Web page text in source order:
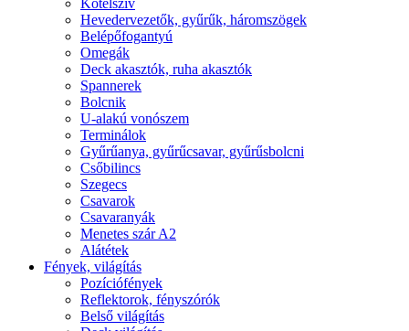
Hevedervezetők, gyűrűk, háromszögek
Belépőfogantyú
Omegák
Deck akasztók, ruha akasztók
Spannerek
Bolcnik
U-alakú vonószem
Terminálok
Gyűrűanya, gyűrűcsavar, gyűrűsbolcni
Csőbilincs
Szegecs
Csavarok
Csavaranyák
Menetes szár A2
Alátétek
Fények, világítás
Pozíciófények
Reflektorok, fényszórók
Belső világítás